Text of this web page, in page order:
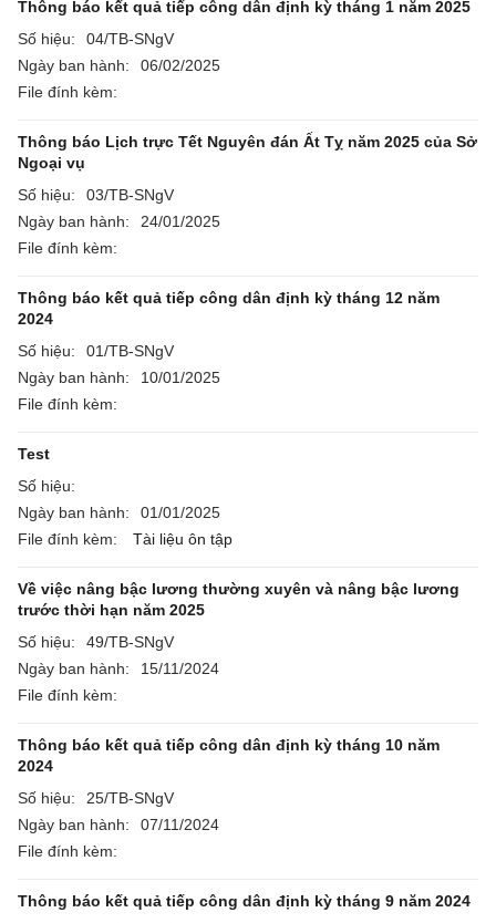
Thông báo kết quả tiếp công dân định kỳ tháng 1 năm 2025
Số hiệu:
04/TB-SNgV
Ngày ban hành:
06/02/2025
File đính kèm:
Thông báo Lịch trực Tết Nguyên đán Ất Tỵ năm 2025 của Sở
Ngoại vụ
Số hiệu:
03/TB-SNgV
Ngày ban hành:
24/01/2025
File đính kèm:
Thông báo kết quả tiếp công dân định kỳ tháng 12 năm
2024
Số hiệu:
01/TB-SNgV
Ngày ban hành:
10/01/2025
File đính kèm:
Test
Số hiệu:
Ngày ban hành:
01/01/2025
File đính kèm:
Tài liệu ôn tập
Về việc nâng bậc lương thường xuyên và nâng bậc lương
trước thời hạn năm 2025
Số hiệu:
49/TB-SNgV
Ngày ban hành:
15/11/2024
File đính kèm:
Thông báo kết quả tiếp công dân định kỳ tháng 10 năm
2024
Số hiệu:
25/TB-SNgV
Ngày ban hành:
07/11/2024
File đính kèm:
Thông báo kết quả tiếp công dân định kỳ tháng 9 năm 2024